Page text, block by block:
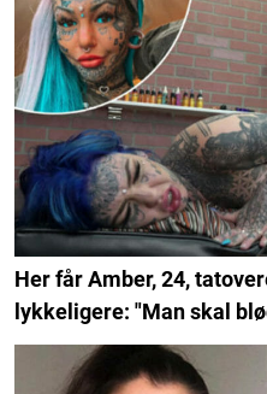
Her får Amber, 24,
lykkeligere: "Man skal